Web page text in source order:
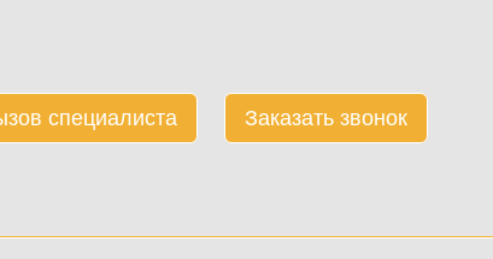
специалиста Заказать звонок